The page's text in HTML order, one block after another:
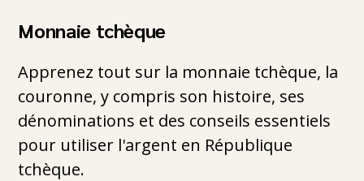
Monnaie tchèque
Apprenez tout sur la monnaie tchèque, la
couronne, y compris son histoire, ses
dénominations et des conseils essentiels
pour utiliser l'argent en République
tchèque.